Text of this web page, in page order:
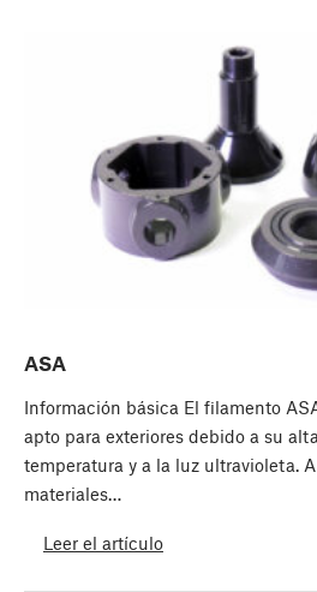
ASA
Información básica El filamento
apto para exteriores debido a su
temperatura y a la luz ultravioleta.
materiales…
Leer el artículo